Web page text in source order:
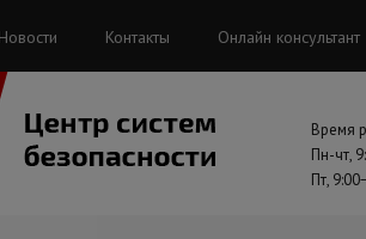
Новости Контакты Онлайн консультант
Время
Пн-чт,
Пт,